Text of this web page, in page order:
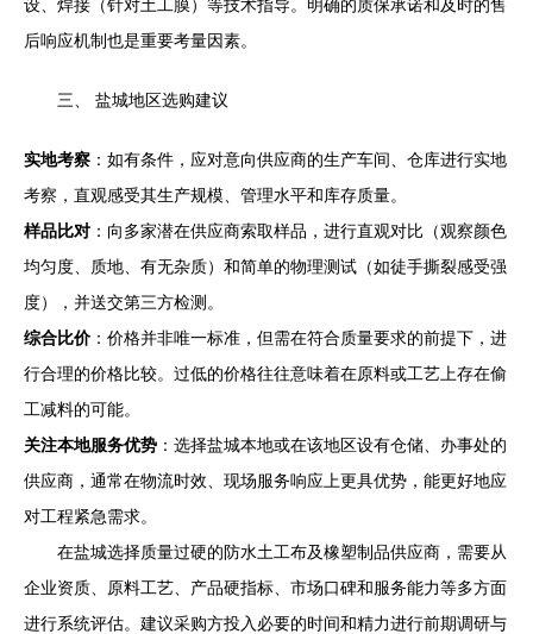
设、焊接（针对土工膜）等技术指导。明确的质保承诺和及时的售
后响应机制也是重要考量因素。
三、 盐城地区选购建议
实地考察 ：如有条件，应对意向供应商的生产车间、仓库进行实地
考察，直观感受其生产规模、管理水平和库存质量。
样品比对 ：向多家潜在供应商索取样品，进行直观对比（观察颜色
均匀度、质地、有无杂质）和简单的物理测试（如徒手撕裂感受强
度），并送交第三方检测。
综合比价：价格并非唯一标准，但需在符合质量要求的前提下，进
行合理的价格比较。过低的价格往往意味着在原料或工艺上存在偷
工减料的可能。
关注本地服务优势 ：选择盐城本地或在该地区设有仓储、办事处的
供应商，通常在物流时效、现场服务响应上更具优势，能更好地应
对工程紧急需求。
在盐城选择质量过硬的防水土工布及橡塑制品供应商，需要从
企业资质、原料工艺、产品硬指标、市场口碑和服务能力等多方面
进行系统评估。建议采购方投入必要的时间和精力进行前期调研与